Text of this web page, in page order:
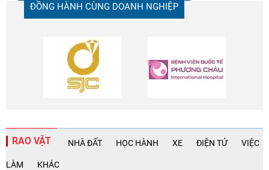
ĐỒNG HÀNH CÙNG DOANH NGHIỆP
RAO VẶT NHÀ ĐẤT HỌC HÀNH XE ĐIỆN TỬ VIỆC
LÀM KHÁC